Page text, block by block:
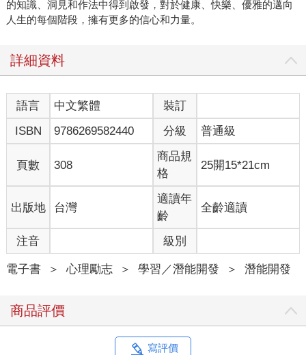
的知識、洞見和作法中得到啟發，對於健康、快樂、優雅的邁向
人生的每個階段，擁有更多的信心和力量。
詳細資料
語言 中文繁體
裝訂
ISBN
9786269582440 分級 普通級
頁數 308
商品規
格
25開15*21cm
出版地 台灣
適讀年
齡
全齡適讀
注音 級別
電子書 ＞ 心理勵志 ＞ 學習／潛能開發 ＞ 潛能開發
商品評價
寫評價